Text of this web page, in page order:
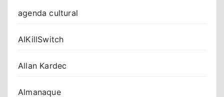
agenda cultural
AIKillSwitch
Allan Kardec
Almanaque